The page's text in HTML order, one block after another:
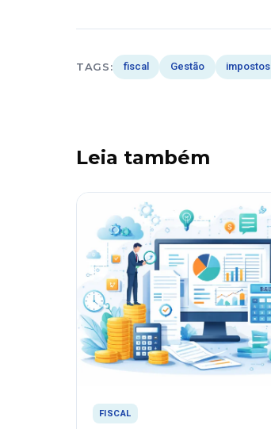
TAGS: fiscal Gestão impostos
Leia também
FISCAL